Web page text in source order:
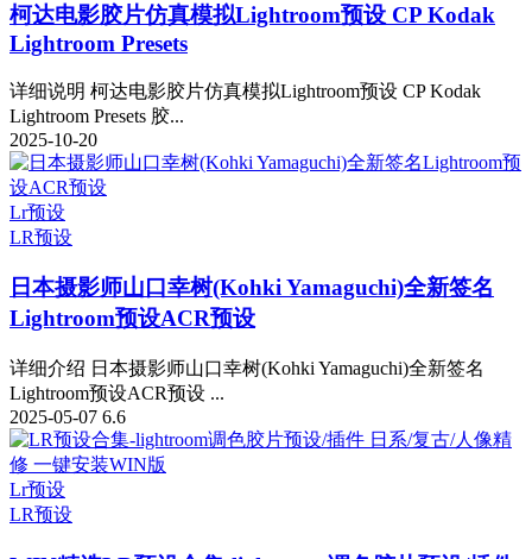
柯达电影胶片仿真模拟Lightroom预设 CP Kodak
Lightroom Presets
详细说明 柯达电影胶片仿真模拟Lightroom预设 CP Kodak
Lightroom Presets 胶...
2025-10-20
Lr预设
LR预设
日本摄影师山口幸树(Kohki Yamaguchi)全新签名
Lightroom预设ACR预设
详细介绍 日本摄影师山口幸树(Kohki Yamaguchi)全新签名
Lightroom预设ACR预设 ...
2025-05-07 6.6
Lr预设
LR预设